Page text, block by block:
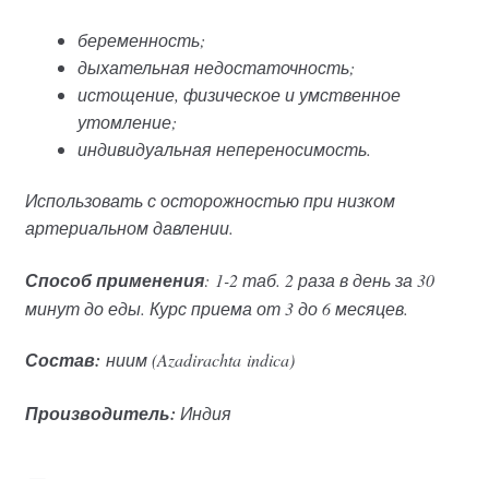
беременность;
дыхательная недостаточность;
истощение, физическое и умственное
утомление;
индивидуальная непереносимость.
Использовать с осторожностью при низком
артериальном давлении.
Способ применения: 1-2 таб. 2 раза в день за 30
минут до еды. Курс приема от 3 до 6 месяцев.
Состав: ниим (Azadirachta indica)
Производитель: Индия